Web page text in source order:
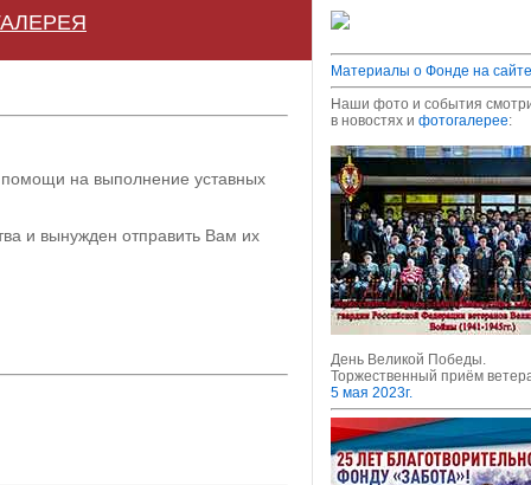
Материалы о Фонде на
Наши фото и события
в новостях и фотогалерее:
День Великой Победы.
Торжественный приём
5 мая 2023г.
на выполнение уставных
и вынужден отправить Вам их